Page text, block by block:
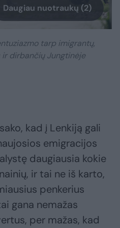
Daugiau nuotraukų (2)
tarp imigrantų,
ir dirbančių Jungtinėje
kad į Lenkiją gali
emigracijos
daugiausia kokie
ir tai ne iš karto,
penkerius
gana nemažas
per mažas, kad